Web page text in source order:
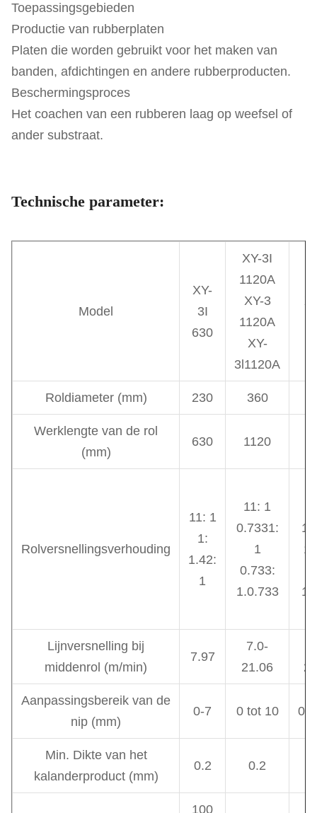
Toepassingsgebieden
Productie van rubberplaten
Platen die worden gebruikt voor het maken van
banden, afdichtingen en andere rubberproducten.
Beschermingsproces
Het coachen van een rubberen laag op weefsel of
ander substraat.
Technische parameter:
Model
XY-
3I
630
XY-3I
1120A
XY-3
1120A
XY-
3l1120A
Roldiameter (mm) 230 360
Werklengte van de rol
(mm)
630 1120
Rolversnellingsverhouding
11: 1
1:
1.42:
1
11: 1
0.7331:
1
0.733:
1.0.733
Lijnversnelling bij
middenrol (m/min)
7.97
7.0-
21.06
Aanpassingsbereik van de
nip (mm)
0-7 0 tot 10 0
Min. Dikte van het
kalanderproduct (mm)
0.2 0.2
100